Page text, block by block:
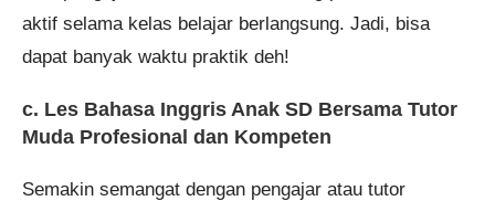
aktif selama kelas belajar berlangsung. Jadi, bisa
dapat banyak waktu praktik deh!
c. Les Bahasa Inggris Anak SD Bersama Tutor
Muda Profesional dan Kompeten
Semakin semangat dengan pengajar atau tutor